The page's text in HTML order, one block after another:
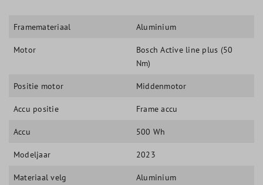
Framemateriaal Aluminium
Motor
Bosch Active line plus (50
Nm)
Positie motor Middenmotor
Accu positie Frame accu
Accu 500 Wh
Modeljaar 2023
Materiaal velg Aluminium